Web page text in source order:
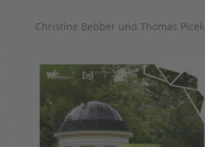
Christine Bebber und Thomas Picek